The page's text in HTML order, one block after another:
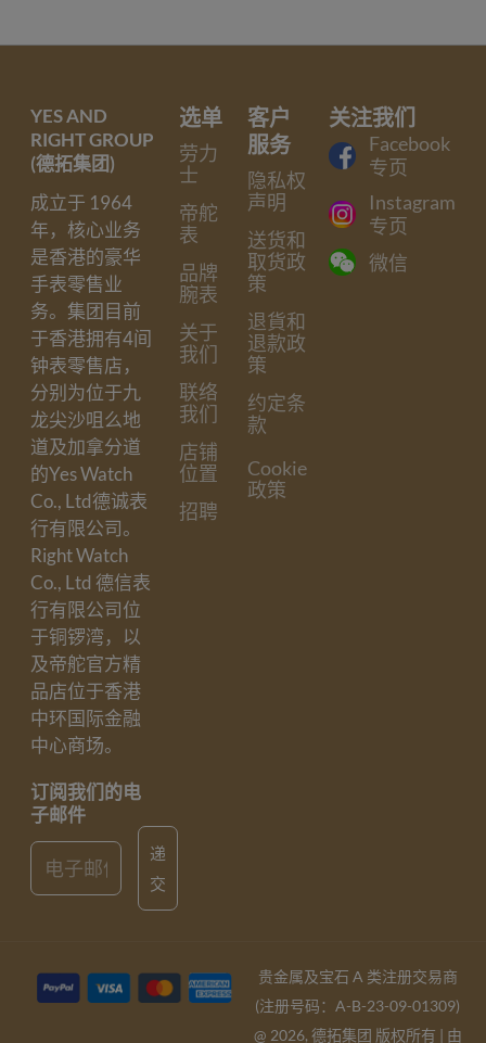
选单
劳力
士
帝舵
表
品牌
腕表
关于
我们
联络
我们
店铺
位置
招聘
客户
服务
隐私权
声明
送货和
取货政
策
退貨和
退款政
策
约定条
款
Cookie
政策
关注我们
Facebook
专页
Instagram
专页
微信
YES AND
RIGHT GROUP
(德拓集团)
成立于 1964
年，核心业务
是香港的豪华
手表零售业
务。集团目前
于香港拥有4间
钟表零售店，
分别为位于九
龙尖沙咀么地
道及加拿分道
的Yes Watch
Co., Ltd德诚表
行有限公司。
Right Watch
Co., Ltd 德信表
行有限公司位
于铜锣湾，以
及帝舵官方精
品店位于香港
中环国际金融
中心商场。
订阅我们的电
子邮件
Email 递
交
贵金属及宝石 A 类注册交易商
(注册号码：A-B-23-09-01309)
@ 2026, 德拓集团 版权所有 | 由